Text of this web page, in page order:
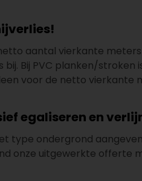
aantal vierkante
Bij PVC planken/stroken
voor de netto vierkante
egaliseren en
type ondergrond
onze uitgewerkte offerte